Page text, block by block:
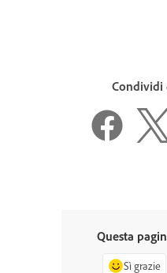
Condividi
Questa
Sì grazie